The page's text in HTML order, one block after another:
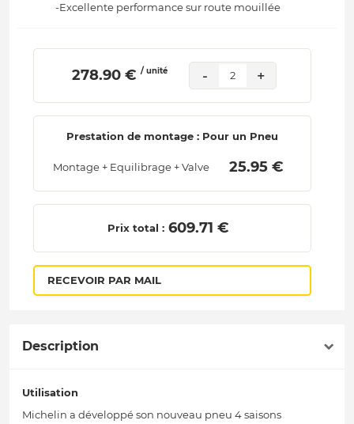
-Excellente performance sur route mouillée
278.90 € / unité - 2 +
Prestation de montage : Pour un Pneu
Montage + Equilibrage + Valve 25.95 €
Prix total : 609.71 €
RECEVOIR PAR MAIL
Description
Utilisation
Michelin a développé son nouveau pneu 4 saisons